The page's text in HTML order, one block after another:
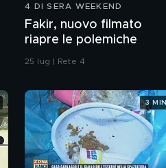
PROSSIMO VIDEO
4 DI SERA WEEKEND
Fakir, nuovo filmato
riapre le polemiche
25 lug | Rete 4
3 MIN